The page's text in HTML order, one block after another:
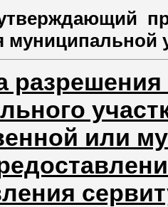
муниципальной
разрешения
или